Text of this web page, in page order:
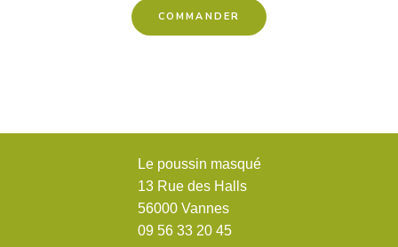
COMMANDER
Le poussin masqué
13 Rue des Halls
56000 Vannes
09 56 33 20 45